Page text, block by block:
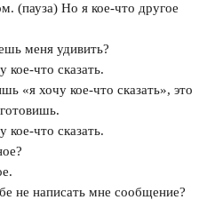
(пауза) Но я кое-что другое
меня удивить?
что сказать.
«я хочу кое-что сказать», это
что сказать.
написать мне сообщение?